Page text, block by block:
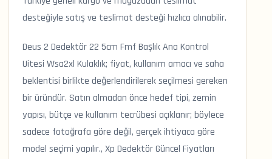
desteğiyle satış ve teslimat desteği hızlıca alınabilir.
Deus 2 Dedektör 22 5cm Fmf Başlık Ana Kontrol
Uitesi Wsa2xl Kulaklık; fiyat, kullanım amacı ve saha
beklentisi birlikte değerlendirilerek seçilmesi gereken
bir üründür. Satın almadan önce hedef tipi, zemin
yapısı, bütçe ve kullanım tecrübesi açıklanır; böylece
sadece fotoğrafa göre değil, gerçek ihtiyaca göre
model seçimi yapılır., Xp Dedektör Güncel Fiyatları